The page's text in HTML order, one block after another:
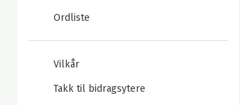
Ordliste
Vilkår
Takk til bidragsytere